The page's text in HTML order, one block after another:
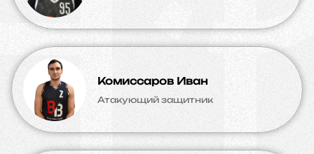
Комиссаров Иван
Атакующий защитник